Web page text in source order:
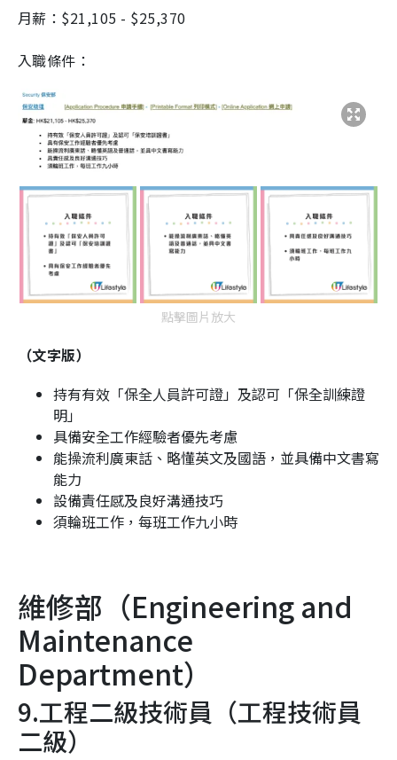
月薪：$21,105 - $25,370
入職條件：
點擊圖片放大
（文字版）
持有有效「保全人員許可證」及認可「保全訓練證
明」
具備安全工作經驗者優先考慮
能操流利廣東話、略懂英文及國語，並具備中文書寫
能力
設備責任感及良好溝通技巧
須輪班工作，每班工作九小時
維修部（Engineering and
Maintenance
Department）
9.工程二級技術員（工程技術員
二級）